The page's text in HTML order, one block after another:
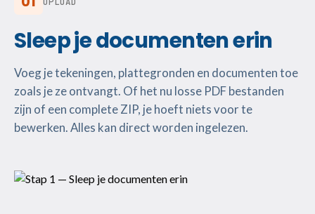
Sleep je documenten erin
Voeg je tekeningen, plattegronden en documenten toe
zoals je ze ontvangt. Of het nu losse PDF bestanden
zijn of een complete ZIP, je hoeft niets voor te
bewerken. Alles kan direct worden ingelezen.